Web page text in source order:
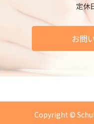
定休
お問
Copyright ©